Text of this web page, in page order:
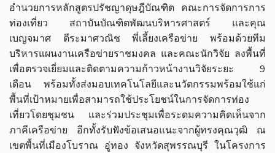
อำนวยการหลักสูตรปรัชญาดุษฎีบัณฑิต คณะการจัดการการ
ท่องเที่ยว สถาบันบัณฑิตพัฒนบริหารศาสตร์ และคุณ
เบญจมาศ ตีระมาศวณิช พี่เลี้ยงเครือข่าย พร้อมด้วยทีม
บริหารแผนงานเครือข่ายราชมงคล และคณะนักวิจัย ลงพื้นที่
เพื่อตรวจเยี่ยมและติดตามความก้าวหน้างานวิจัยระยะ 9
เดือน พร้อมทั้งส่งมอบเทคโนโลยีและนวัตกรรมพร้อมใช้แก่
พื้นที่เป้าหมายเพื่อสามารถใช้ประโยชน์ในการจัดการท่อง
เที่ยวโดยชุมชน และร่วมประชุมเพื่อระดมความคิดเห็นจาก
ภาคีเครือข่าย อีกทั้งรับฟังข้อเสนอแนะจากผู้ทรงคุณวุฒิ ณ
เขตพื้นที่เมืองโบราณ อู่ทอง จังหวัดสุพรรณบุรี ในโครงการ